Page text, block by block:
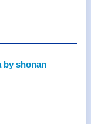
by shonan